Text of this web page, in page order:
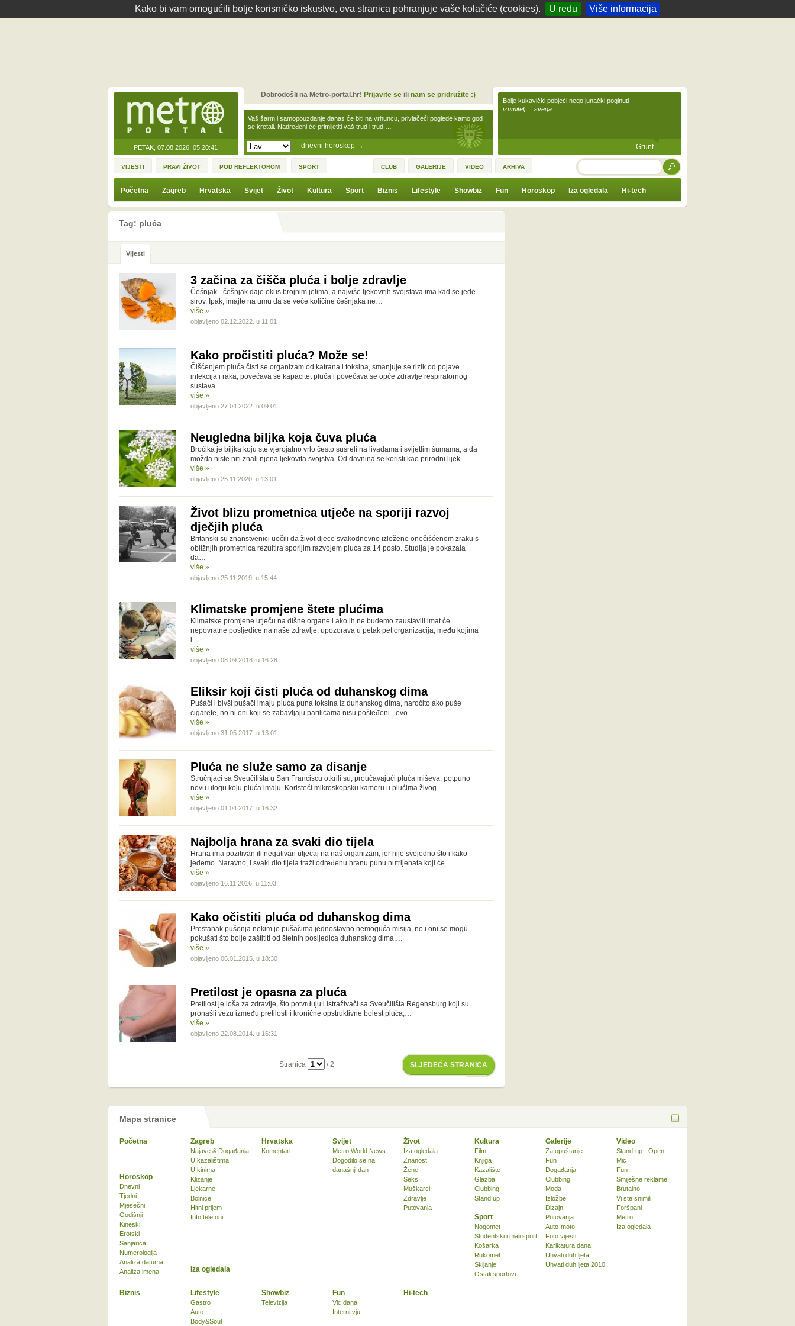
Kako bi vam omogućili bolje korisničko iskustvo, ova stranica pohranjuje vaše kolačiće (cookies). U redu Više informacija
PETAK, 07.08.2026. 05:20:41 dnevni horoskop →
Vaš šarm i samopouzdanje danas će biti na vrhuncu, privlačeći poglede kamo god
se kretali. Nadređeni će primijetiti vaš trud i trud …
Dobrodošli na Metro-portal.hr! Prijavite seili nam se pridružite :)
Bolje kukavički pobjeći nego junački poginuti
izumitelj ... svega
Grunf
VIJESTI PRAVI ŽIVOT POD REFLEKTOROM SPORT CLUB GALERIJE VIDEO ARHIVA TRAŽI
Početna Zagreb Hrvatska Svijet Život Kultura Sport Biznis Lifestyle Showbiz Fun Horoskop Iza ogledala Hi-tech
Tag: pluća
Vijesti
3 začina za čišča pluća i bolje zdravlje
Češnjak - češnjak daje okus brojnim jelima, a najviše ljekovitih svojstava ima kad se jede
sirov. Ipak, imajte na umu da se veće količine češnjaka ne…
više »
objavljeno 02.12.2022. u 11:01
Kako pročistiti pluća? Može se!
Čišćenjem pluća čisti se organizam od katrana i toksina, smanjuje se rizik od pojave
infekcija i raka, povećava se kapacitet pluća i povećava se opće zdravlje respiratornog
sustava.…
više »
objavljeno 27.04.2022. u 09:01
Neugledna biljka koja čuva pluća
Broćika je biljka koju ste vjerojatno vrlo često susreli na livadama i svijetlim šumama, a da
možda niste niti znali njena ljekovita svojstva. Od davnina se koristi kao prirodni lijek…
više »
objavljeno 25.11.2020. u 13:01
Život blizu prometnica utječe na sporiji razvoj
dječjih pluća
Britanski su znanstvenici uočili da život djece svakodnevno izložene onečišćenom zraku s
obližnjih prometnica rezultira sporijim razvojem pluća za 14 posto. Studija je pokazala
da…
više »
objavljeno 25.11.2019. u 15:44
Klimatske promjene štete plućima
Klimatske promjene utječu na dišne organe i ako ih ne budemo zaustavili imat će
nepovratne posljedice na naše zdravlje, upozorava u petak pet organizacija, među kojima
i…
više »
objavljeno 08.09.2018. u 16:28
Eliksir koji čisti pluća od duhanskog dima
Pušači i bivši pušači imaju pluća puna toksina iz duhanskog dima, naročito ako puše
cigarete, no ni oni koji se zabavljaju parilicama nisu pošteđeni - evo…
više »
objavljeno 31.05.2017. u 13:01
Pluća ne služe samo za disanje
Stručnjaci sa Sveučilišta u San Franciscu otkrili su, proučavajući pluća miševa, potpuno
novu ulogu koju pluća imaju. Koristeći mikroskopsku kameru u plućima živog…
više »
objavljeno 01.04.2017. u 16:32
Najbolja hrana za svaki dio tijela
Hrana ima pozitivan ili negativan utjecaj na naš organizam, jer nije svejedno što i kako
jedemo. Naravno, i svaki dio tijela traži određenu hranu punu nutrijenata koji će…
više »
objavljeno 16.11.2016. u 11:03
Kako očistiti pluća od duhanskog dima
Prestanak pušenja nekim je pušačima jednostavno nemoguća misija, no i oni se mogu
pokušati što bolje zaštititi od štetnih posljedica duhanskog dima.…
više »
objavljeno 06.01.2015. u 18:30
Pretilost je opasna za pluća
Pretilost je loša za zdravlje, što potvrđuju i istraživači sa Sveučilišta Regensburg koji su
pronašli vezu između pretilosti i kronične opstruktivne bolest pluća,…
više »
objavljeno 22.08.2014. u 16:31
SLJEDEĆA STRANICA
Stranica / 2
Mapa stranice
Početna Zagreb
Najave & Događanja
U kazalištima
U kinima
Klizanje
Ljekarne
Bolnice
Hitni prijem
Info telefoni
Hrvatska
Komentari
Svijet
Metro World News
Dogodilo se na
današnji dan
Život
Iza ogledala
Znanost
Žene
Seks
Muškarci
Zdravlje
Putovanja
Kultura
Film
Knjiga
Kazalište
Glazba
Clubbing
Stand up
Sport
Nogomet
Studentski i mali sport
Košarka
Rukomet
Skijanje
Ostali sportovi
Biznis Lifestyle
Gastro
Auto
Body&Soul
Showbiz
Televizija
Fun
Vic dana
Interni vju
Horoskop
Dnevni
Tjedni
Mjesečni
Godišnji
Kineski
Erotski
Sanjarica
Numerologija
Analiza datuma
Analiza imena
Iza ogledala
Hi-tech
Galerije
Za opuštanje
Fun
Događanja
Clubbing
Moda
Izložbe
Dizajn
Putovanja
Auto-moto
Foto vijesti
Karikatura dana
Uhvati duh ljeta
Uhvati duh ljeta 2010
Video
Stand-up - Open
Mic
Fun
Smiješne reklame
Brutalno
Vi ste snimili
Foršpani
Metro
Iza ogledala